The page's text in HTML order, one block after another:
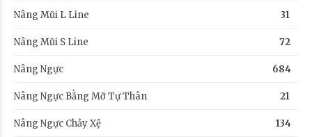
Nâng Mũi L Line 31
Nâng Mũi S Line 72
Nâng Ngực 684
Nâng Ngực Bằng Mỡ Tự Thân 21
Nâng Ngực Chảy Xệ 134